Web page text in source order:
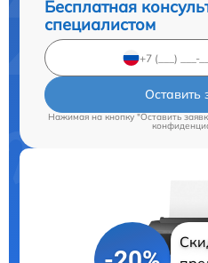
Бесплатная
специалистом
Оставить
Нажимая на кнопку "Оставить